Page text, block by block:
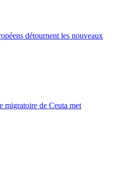
détournent les nouveaux
migratoire de Ceuta met